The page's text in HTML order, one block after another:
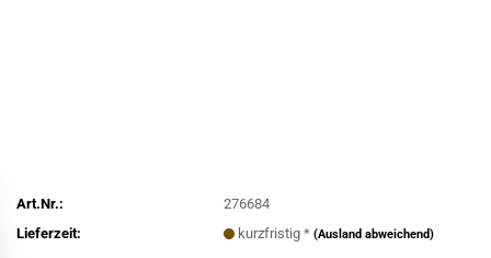
Art.Nr.:
276684
Lieferzeit:
kurzfristig *(Ausland abweichend)